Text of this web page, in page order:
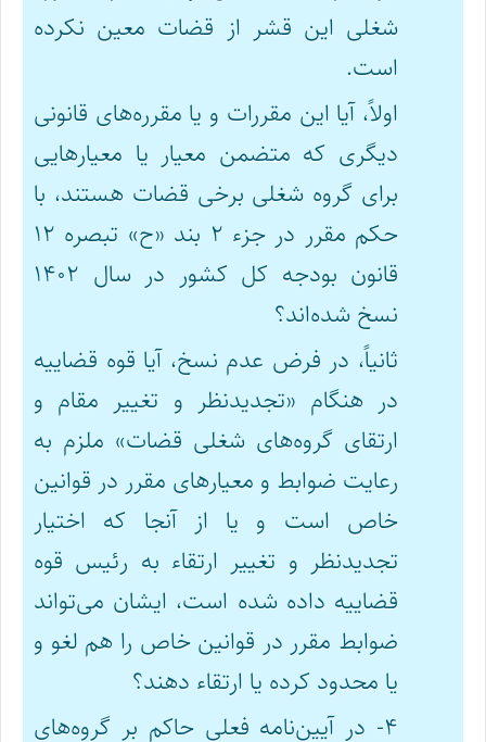
شغلی این قشر از قضات معین نکرده
است.
اولاً، آیا این مقررات و یا مقرره‌های قانونی
دیگری که متضمن معیار یا معیارهایی
برای گروه شغلی برخی قضات هستند، با
حکم مقرر در جزء ۲ بند «ح» تبصره ۱۲
قانون بودجه کل کشور در سال ۱۴۰۲
نسخ شده‌اند؟
ثانیاً، در فرض عدم نسخ، آیا قوه قضاییه
در هنگام «تجدیدنظر و تغییر مقام و
ارتقای گروه‌های شغلی قضات» ملزم به
رعایت ضوابط و معیارهای مقرر در قوانین
خاص است و یا از آنجا که اختیار
تجدیدنظر و تغییر ارتقاء به رئیس قوه
قضاییه داده شده است، ایشان می‌تواند
ضوابط مقرر در قوانین خاص را هم لغو و
یا محدود کرده یا ارتقاء دهند؟
۴- در آیین‌نامه فعلی حاکم بر گروه‌های